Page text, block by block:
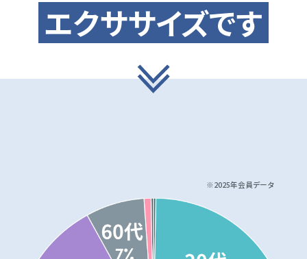
エクササイズです
※2025年会員データ